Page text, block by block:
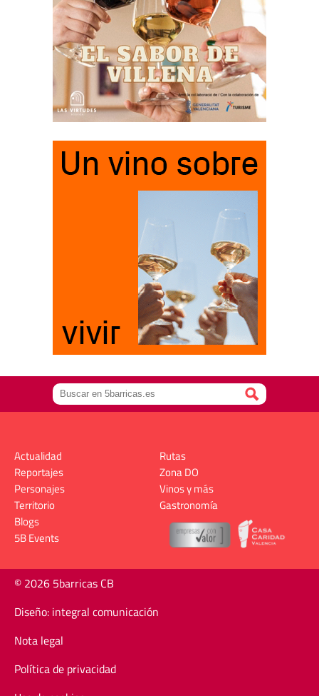
Actualidad
Reportajes
Personajes
Territorio
Rutas
Zona DO
Vinos y más
Gastronomía
Blogs
5B Events
© 2026 5barricas CB
Diseño: integral comunicación
Nota legal
Política de privacidad